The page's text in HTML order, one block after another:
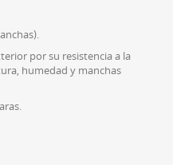
por su resistencia a la
humedad y manchas